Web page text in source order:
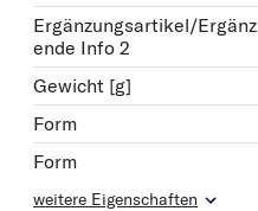
Ergänzungsartikel/Ergänz
ende Info 2
Gewicht [g]
Form
Form
weitere Eigenschaften